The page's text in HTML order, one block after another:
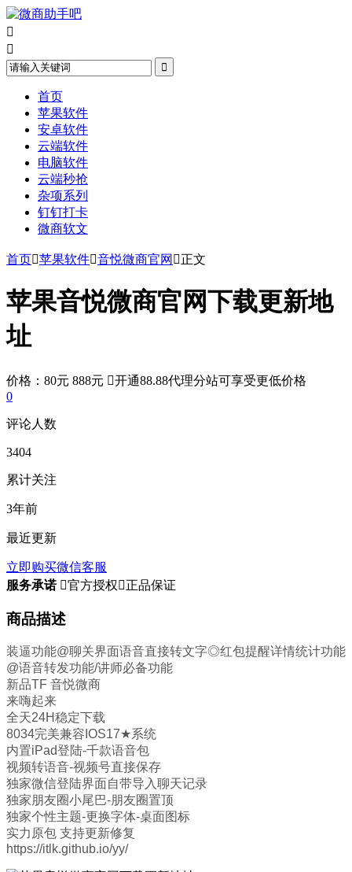



首页
苹果软件
安卓软件
云端软件
电脑软件
云端秒抢
杂项系列
钉钉打卡
微商软文
首页苹果软件音悦微商官网 正文
苹果音悦微商官网下载更新地
址
价格： 80元 888元 开通88.88代理分站可享受更低价格
0
评论人数
3404
累计关注
3年前
最近更新
立即购买微信客服
服务承诺 官方授权正品保证
商品描述
装逼功能@聊关界面语音直接转文字◎红包提醒详情统计功能
@语音转发功能/讲师必备功能
新品TF 音悦微商
来嗨起来
全天24H稳定下载
8034完美兼容IOS17★系统
内置iPad登陆-千款语音包
视频转语音-视频号直接保存
独家微信登陆界面自带导入聊天记录
独家朋友圈小尾巴-朋友圈置顶
独家个性主题-更换字体-桌面图标
实力原包 支持更新修复
https://itlk.github.io/yy/